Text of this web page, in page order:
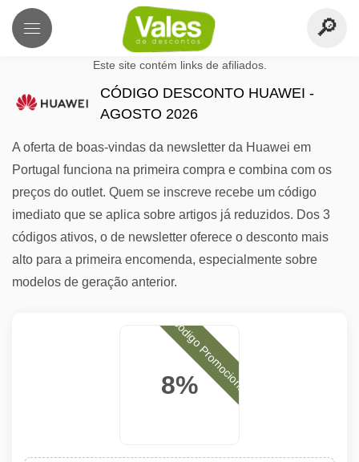
Este site contém links de afiliados.
CÓDIGO DESCONTO HUAWEI -
AGOSTO 2026
A oferta de boas-vindas da newsletter da Huawei em
Portugal funciona na primeira compra e combina com os
preços do outlet. Quem se inscreve recebe um código
imediato que se aplica sobre artigos já reduzidos. Dos 3
códigos ativos, o de newsletter oferece o desconto mais
alto para a primeira encomenda, especialmente sobre
modelos de geração anterior.
8%
Código Promocional